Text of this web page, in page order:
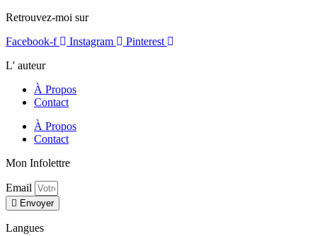
Retrouvez-moi sur
Facebook-f
Instagram
Pinterest
L' auteur
À Propos
Contact
À Propos
Contact
Mon Infolettre
Email
Envoyer
Langues